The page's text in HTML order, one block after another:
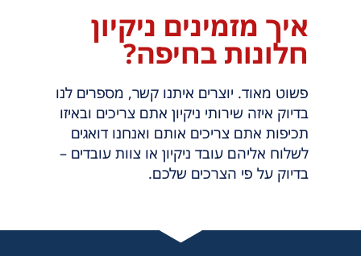
איך מזמינים ניקיון
חלונות בחיפה?
פשוט מאוד. יוצרים איתנו קשר, מספרים לנו
בדיוק איזה שירותי ניקיון אתם צריכים ובאיזו
תכיפות אתם צריכים אותם ואנחנו דואגים
לשלוח אליהם עובד ניקיון או צוות עובדים –
בדיוק על פי הצרכים שלכם.